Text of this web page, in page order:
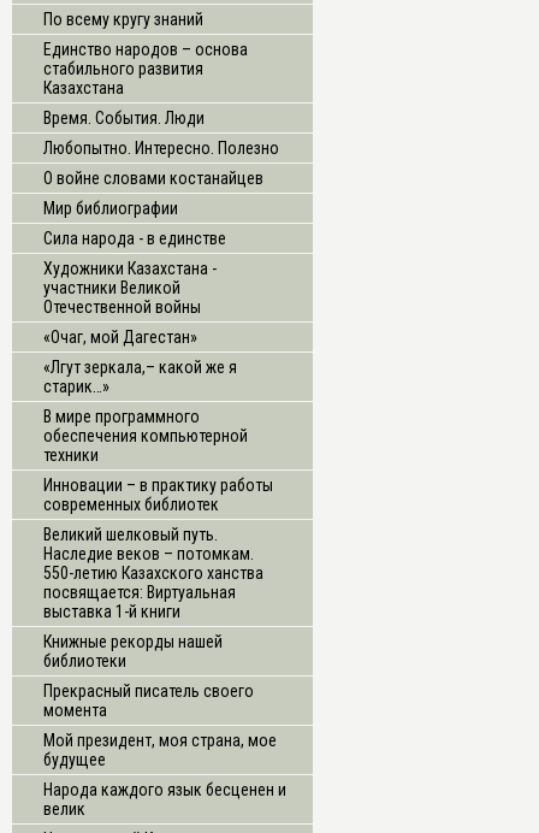
По всему кругу знаний
Единство народов – основа
стабильного развития
Казахстана
Время. События. Люди
Любопытно. Интересно. Полезно
О войне словами костанайцев
Мир библиографии
Сила народа - в единстве
Художники Казахстана -
участники Великой
Отечественной войны
«Очаг, мой Дагестан»
«Лгут зеркала,– какой же я
старик…»
В мире программного
обеспечения компьютерной
техники
Инновации – в практику работы
современных библиотек
Великий шелковый путь.
Наследие веков – потомкам.
550-летию Казахского ханства
посвящается: Виртуальная
выставка 1-й книги
Книжные рекорды нашей
библиотеки
Прекрасный писатель своего
момента
Мой президент, моя страна, мое
будущее
Народа каждого язык бесценен и
велик